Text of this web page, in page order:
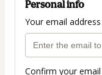
Personal info
Your email address
Confirm your email